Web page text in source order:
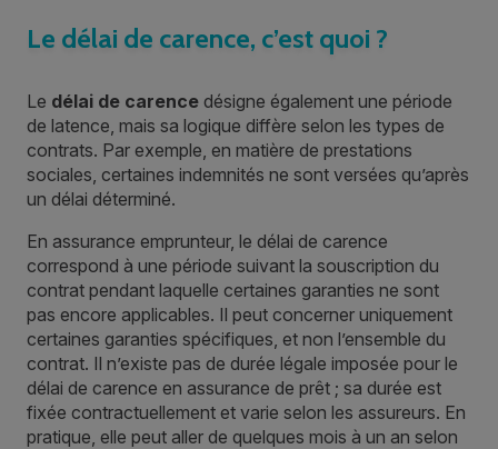
Le délai de carence, c’est quoi ?
Le délai de carence désigne également une période
de latence, mais sa logique diffère selon les types de
contrats. Par exemple, en matière de prestations
sociales, certaines indemnités ne sont versées qu’après
un délai déterminé.
En assurance emprunteur, le délai de carence
correspond à une période suivant la souscription du
contrat pendant laquelle certaines garanties ne sont
pas encore applicables. Il peut concerner uniquement
certaines garanties spécifiques, et non l’ensemble du
contrat. Il n’existe pas de durée légale imposée pour le
délai de carence en assurance de prêt ; sa durée est
fixée contractuellement et varie selon les assureurs. En
pratique, elle peut aller de quelques mois à un an selon